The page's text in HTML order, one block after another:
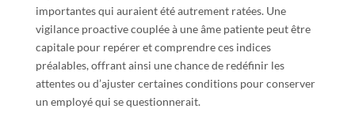
importantes qui auraient été autrement ratées. Une
vigilance proactive couplée à une âme patiente peut être
capitale pour repérer et comprendre ces indices
préalables, offrant ainsi une chance de redéfinir les
attentes ou d’ajuster certaines conditions pour conserver
un employé qui se questionnerait.